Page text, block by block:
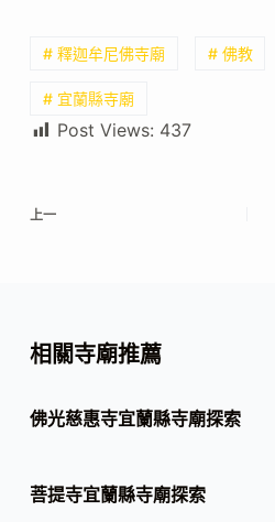
# 釋迦牟尼佛寺廟 # 佛教
# 宜蘭縣寺廟
Post Views: 437
上一
相關寺廟推薦
佛光慈惠寺宜蘭縣寺廟探索
菩提寺宜蘭縣寺廟探索